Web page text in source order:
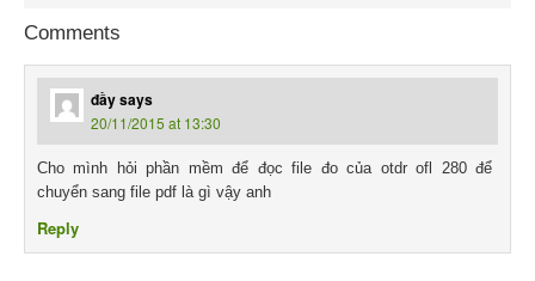
Comments
đầysays
20/11/2015 at 13:30
Cho mình hỏi phần mềm để đọc file đo của otdr ofl 280 để
chuyển sang file pdf là gì vậy anh
Reply